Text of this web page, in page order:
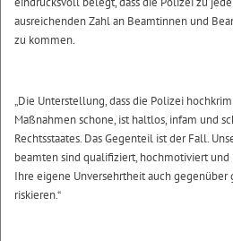
ausreichenden Zahl an Beamtinnen und
zu kommen.
„Die Unterstellung, dass die Polizei
Maßnahmen schone, ist haltlos, infam und
Rechtsstaates. Das Gegenteil ist der Fall.
beamten sind qualifiziert, hochmotiviert
Ihre eigene Unversehrtheit auch
riskieren.“